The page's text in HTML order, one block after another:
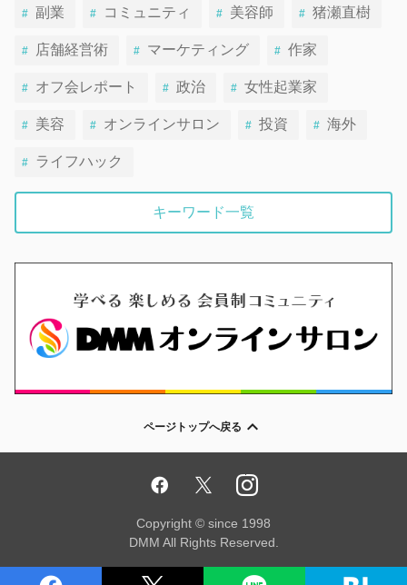
副業 コミュニティ 美容師 猪瀬直樹
店舗経営術 マーケティング 作家
オフ会レポート 政治 女性起業家
美容 オンラインサロン 投資 海外
ライフハック
キーワード一覧
ページトップへ戻る
Copyright © since 1998
DMM All Rights Reserved.